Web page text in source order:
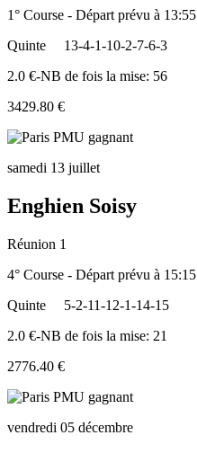
1° Course - Départ prévu à 13:55
Quinte
13-4-1-10-2-7-6-3
2.0 €-NB de fois la mise: 56
3429.80 €
samedi 13 juillet
Enghien Soisy
Réunion 1
4° Course - Départ prévu à 15:15
Quinte
5-2-11-12-1-14-15
2.0 €-NB de fois la mise: 21
2776.40 €
vendredi 05 décembre